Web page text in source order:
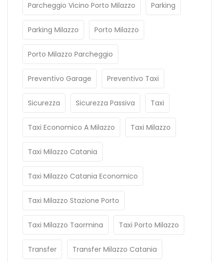
Parcheggio Vicino Porto Milazzo Parking
Parking Milazzo Porto Milazzo
Porto Milazzo Parcheggio
Preventivo Garage Preventivo Taxi
Sicurezza Sicurezza Passiva Taxi
Taxi Economico A Milazzo Taxi Milazzo
Taxi Milazzo Catania
Taxi Milazzo Catania Economico
Taxi Milazzo Stazione Porto
Taxi Milazzo Taormina Taxi Porto Milazzo
Transfer Transfer Milazzo Catania